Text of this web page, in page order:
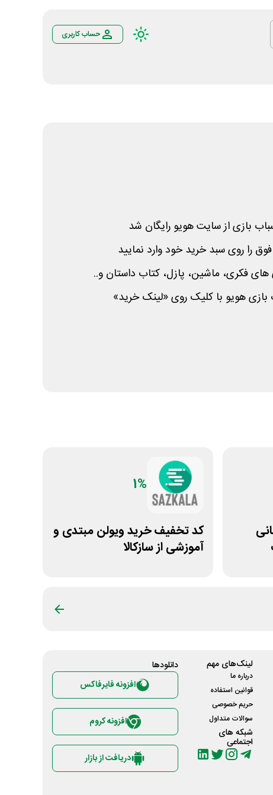
حساب کاربری
بازی از سایت هویو رایگان شد
را روی سبد خرید خود وارد نمایید
های فکری، ماشین، پازل، کتاب داستان و..
بازی هویو با کلیک روی «لینک خرید»
1%
کد تخفیف خرید ویولن مبتدی و
آموزشی از سازکالا
لینک‌های مهم
درباره ما
قوانین استفاده
حریم خصوصی
سوالات متداول
شبکه های
اجتماعی
دانلود‌ها
افزونه فایرفاکس
افزونه کروم
دریافت از بازار